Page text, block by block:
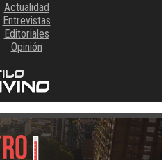
Actualidad
Entrevistas
Editoriales
Opinión